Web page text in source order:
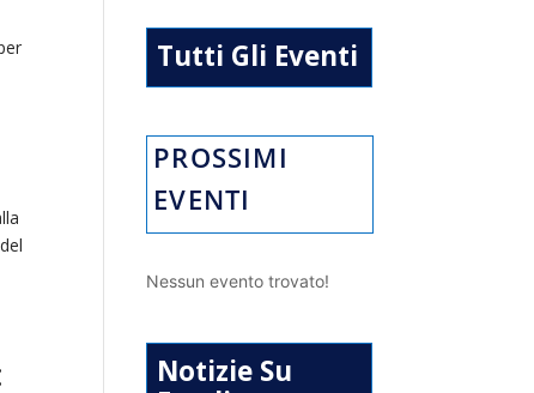
Tutti Gli Eventi
PROSSIMI
EVENTI
Nessun evento trovato!
Notizie Su